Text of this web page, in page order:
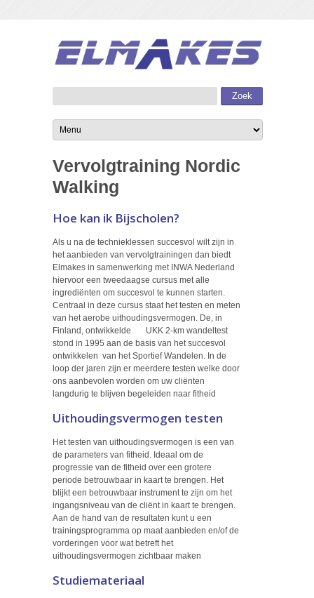
Vervolgtraining Nordic
Walking
Hoe kan ik Bijscholen?
Als u na de technieklessen succesvol wilt zijn in
het aanbieden van vervolgtrainingen dan biedt
Elmakes in samenwerking met INWA Nederland
hiervoor een tweedaagse cursus met alle
ingrediënten om succesvol te kunnen starten.
Centraal in deze cursus staat het testen en meten
van het aerobe uithoudingsvermogen. De, in
Finland, ontwikkelde UKK 2-km wandeltest
stond in 1995 aan de basis van het succesvol
ontwikkelen van het Sportief Wandelen. In de
loop der jaren zijn er meerdere testen welke door
ons aanbevolen worden om uw cliënten
langdurig te blijven begeleiden naar fitheid
Uithoudingsvermogen testen
Het testen van uithoudingsvermogen is een van
de parameters van fitheid. Ideaal om de
progressie van de fitheid over een grotere
periode betrouwbaar in kaart te brengen. Het
blijkt een betrouwbaar instrument te zijn om het
ingangsniveau van de cliënt in kaart te brengen.
Aan de hand van de resultaten kunt u een
trainingsprogramma op maat aanbieden en/of de
vorderingen voor wat betreft het
uithoudingsvermogen zichtbaar maken
Studiemateriaal